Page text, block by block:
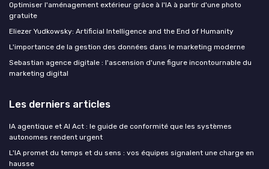
Optimiser l'aménagement extérieur grâce à l'IA à partir d'une photo
gratuite
Eliezer Yudkowsky: Artificial Intelligence and the End of Humanity
L'importance de la gestion des données dans le marketing moderne
Sebastian agence digitale : l'ascension d'une figure incontournable du
marketing digital
Les derniers articles
IA agentique et AI Act : le guide de conformité que les systèmes
autonomes rendent urgent
L'IA promet du temps et du sens : vos équipes signalent une charge en
hausse